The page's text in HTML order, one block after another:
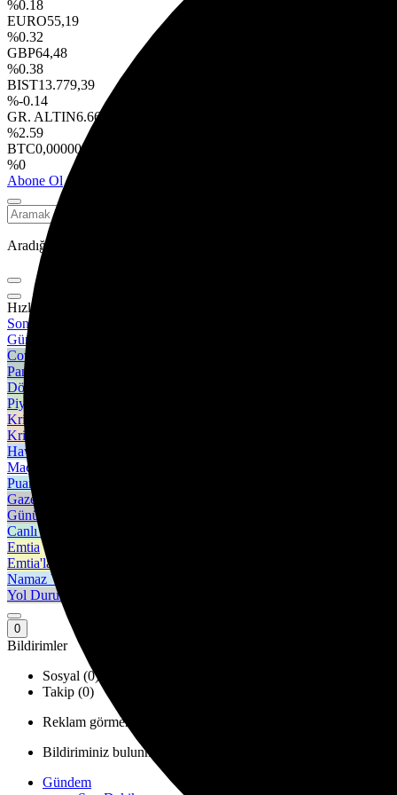
%0.18
EURO55,19
%0.32
GBP64,48
%0.38
BIST13.779,39
%-0.14
GR. ALTIN6.660,55
%2.59
BTC0,000000
%0
Abone Ol
Aradığınız kelimeyi yazın ve entera basın, kapatmak için esc butonuna
Hızlı Erişim
Son Dakika
Günün son gelişmelerine yakından bakın.
Covid 19
Pandeminin detayları..
Döviz Kurlar
Piyasanın kalbine yakından göz atın.
Kripto Paralar
Kripto para piyasalarında son durum!
Hava Durumu
Maç Merkezi
Puan Durumu
Gazeteler
Günün gazete manşetlerini inceleyin.
Canlı Tv
Emtia
Emtia'larda son durum!
Namaz Vakitleri
Yol Durumu
0
Bildirimler
Sosyal (0)
Takip (0)
Reklam görmemek için, özel sayfa ve yazılara erişim için
Bildiriminiz bulunmamaktadır.
Gündem